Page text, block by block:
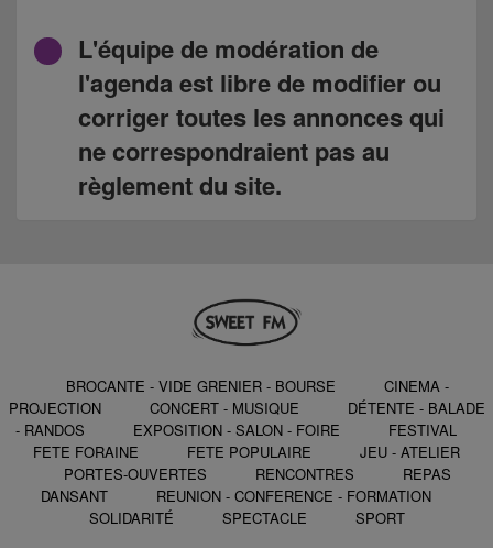
L'équipe de modération de
l'agenda est libre de modifier ou
corriger toutes les annonces qui
ne correspondraient pas au
règlement du site.
BROCANTE - VIDE GRENIER - BOURSE
CINEMA -
PROJECTION
CONCERT - MUSIQUE
DÉTENTE - BALADE
- RANDOS
EXPOSITION - SALON - FOIRE
FESTIVAL
FETE FORAINE
FETE POPULAIRE
JEU - ATELIER
PORTES-OUVERTES
RENCONTRES
REPAS
DANSANT
REUNION - CONFERENCE - FORMATION
SOLIDARITÉ
SPECTACLE SPORT